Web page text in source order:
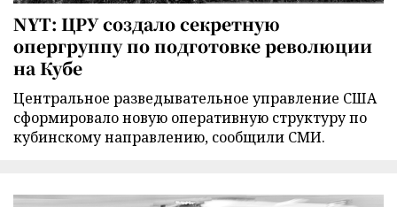
NYT: ЦРУ создало секретную
опергруппу по подготовке революции
на Кубе
Центральное разведывательное управление США
сформировало новую оперативную структуру по
кубинскому направлению, сообщили СМИ.